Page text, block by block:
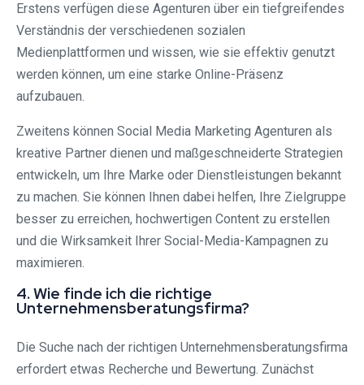
Erstens verfügen diese Agenturen über ein tiefgreifendes
Verständnis der verschiedenen sozialen
Medienplattformen und wissen, wie sie effektiv genutzt
werden können, um eine starke Online-Präsenz
aufzubauen.
Zweitens können Social Media Marketing Agenturen als
kreative Partner dienen und maßgeschneiderte Strategien
entwickeln, um Ihre Marke oder Dienstleistungen bekannt
zu machen. Sie können Ihnen dabei helfen, Ihre Zielgruppe
besser zu erreichen, hochwertigen Content zu erstellen
und die Wirksamkeit Ihrer Social-Media-Kampagnen zu
maximieren.
4. Wie finde ich die richtige
Unternehmensberatungsfirma?
Die Suche nach der richtigen Unternehmensberatungsfirma
erfordert etwas Recherche und Bewertung. Zunächst